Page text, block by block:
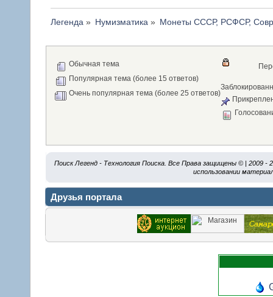
Легенда » Нумизматика » Монеты СССР, РСФСР,
Обычная тема
Популярная тема (более 15 ответов)
Очень популярная тема (более 25 ответов)
Поиск Легенд - Технология Поиска. Все Права защищены © | 2009 -
использовании
Друзья портала